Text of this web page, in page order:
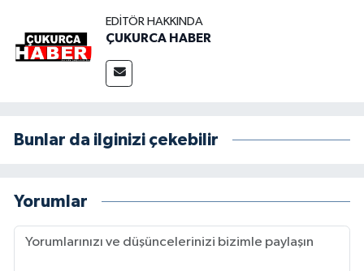
EDITÖR HAKKINDA
ÇUKURCA HABER
Bunlar da ilginizi çekebilir
Yorumlar